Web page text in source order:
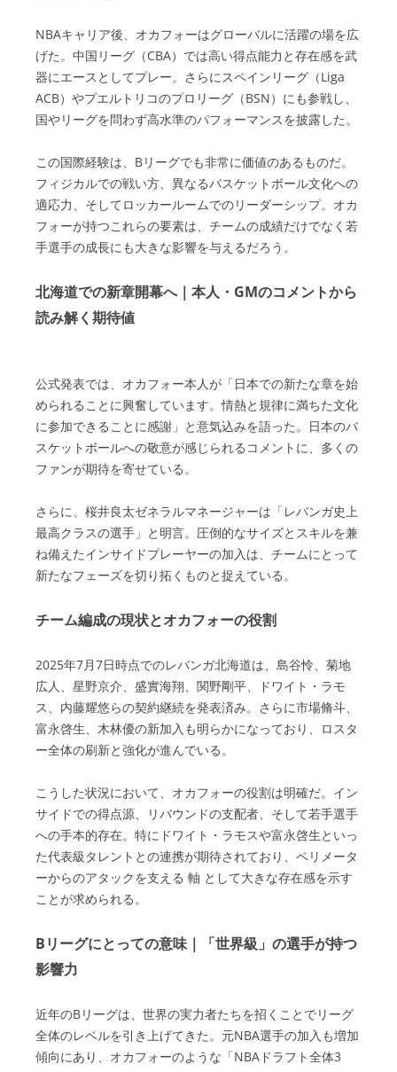
NBAキャリア後、オカフォーはグローバルに活躍の場を広
げた。中国リーグ（CBA）では高い得点能力と存在感を武
器にエースとしてプレー。さらにスペインリーグ（Liga
ACB）やプエルトリコのプロリーグ（BSN）にも参戦し、
国やリーグを問わず高水準のパフォーマンスを披露した。
この国際経験は、Bリーグでも非常に価値のあるものだ。
フィジカルでの戦い方、異なるバスケットボール文化への
適応力、そしてロッカールームでのリーダーシップ。オカ
フォーが持つこれらの要素は、チームの成績だけでなく若
手選手の成長にも大きな影響を与えるだろう。
北海道での新章開幕へ｜本人・GMのコメントから
読み解く期待値
公式発表では、オカフォー本人が「日本での新たな章を始
められることに興奮しています。情熱と規律に満ちた文化
に参加できることに感謝」と意気込みを語った。日本のバ
スケットボールへの敬意が感じられるコメントに、多くの
ファンが期待を寄せている。
さらに、桜井良太ゼネラルマネージャーは「レバンガ史上
最高クラスの選手」と明言。圧倒的なサイズとスキルを兼
ね備えたインサイドプレーヤーの加入は、チームにとって
新たなフェーズを切り拓くものと捉えている。
チーム編成の現状とオカフォーの役割
2025年7月7日時点でのレバンガ北海道は、島谷怜、菊地
広人、星野京介、盛實海翔、関野剛平、ドワイト・ラモ
ス、内藤耀悠らの契約継続を発表済み。さらに市場脩斗、
富永啓生、木林優の新加入も明らかになっており、ロスタ
ー全体の刷新と強化が進んでいる。
こうした状況において、オカフォーの役割は明確だ。イン
サイドでの得点源、リバウンドの支配者、そして若手選手
への手本的存在。特にドワイト・ラモスや富永啓生といっ
た代表級タレントとの連携が期待されており、ペリメータ
ーからのアタックを支える 軸 として大きな存在感を示す
ことが求められる。
Bリーグにとっての意味｜「世界級」の選手が持つ
影響力
近年のBリーグは、世界の実力者たちを招くことでリーグ
全体のレベルを引き上げてきた。元NBA選手の加入も増加
傾向にあり、オカフォーのような「NBAドラフト全体3